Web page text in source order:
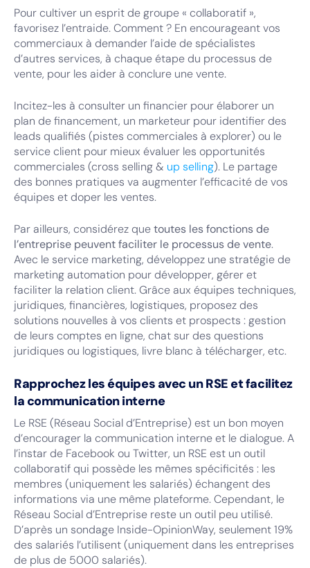
Pour cultiver un esprit de groupe « collaboratif »,
favorisez l’entraide. Comment ? En encourageant vos
commerciaux à demander l’aide de spécialistes
d’autres services, à chaque étape du processus de
vente, pour les aider à conclure une vente.
Incitez-les à consulter un financier pour élaborer un
plan de financement, un marketeur pour identifier des
leads qualifiés (pistes commerciales à explorer) ou le
service client pour mieux évaluer les opportunités
commerciales (cross selling & up selling). Le partage
des bonnes pratiques va augmenter l’efficacité de vos
équipes et doper les ventes.
Par ailleurs, considérez quetoutes les fonctions de
l’entreprise peuvent faciliter le processus de vente.
Avec le service marketing, développez une stratégie de
marketing automation pour développer, gérer et
faciliter la relation client. Grâce aux équipes techniques,
juridiques, financières, logistiques, proposez des
solutions nouvelles à vos clients et prospects : gestion
de leurs comptes en ligne, chat sur des questions
juridiques ou logistiques, livre blanc à télécharger, etc.
Rapprochez les équipes avec un RSE et facilitez
la communication interne
Le RSE (Réseau Social d’Entreprise) est un bon moyen
d’encourager la communication interne et le dialogue. A
l’instar de Facebook ou Twitter, un RSE est un outil
collaboratif qui possède les mêmes spécificités : les
membres (uniquement les salariés) échangent des
informations via une même plateforme. Cependant, le
Réseau Social d’Entreprise reste un outil peu utilisé.
D’après un sondage Inside-OpinionWay, seulement 19%
des salariés l’utilisent (uniquement dans les entreprises
de plus de 5000 salariés).